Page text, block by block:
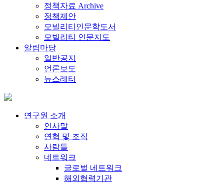
정책자료 Archive
정책제안
모빌리티인문학도서
모빌리티 인문지도
알림마당
일반공지
언론보도
뉴스레터
연구원 소개
인사말
연혁 및 조직
사람들
네트워크
글로벌 네트워크
해외협력기관